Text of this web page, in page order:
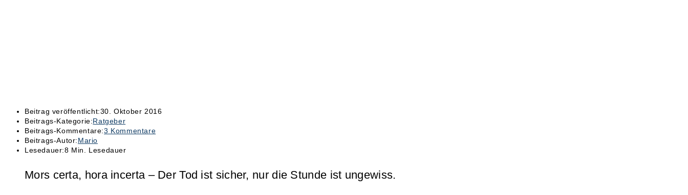
Beitrag veröffentlicht:30. Oktober 2016
Beitrags-Kategorie:Ratgeber
Beitrags-Kommentare:3 Kommentare
Beitrags-Autor:Mario
Lesedauer:8 Min. Lesedauer
Mors certa, hora incerta – Der Tod ist sicher, nur die Stunde ist ungewiss.